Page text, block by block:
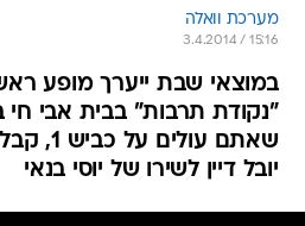
מערכת וואלה
3.4.2014 / 15:16
במוצאי שבת ייערך מופע
"נקודת תרבות" בבית אבי חי
שאתם
יובל דיין לשירו של יוסי בנאי